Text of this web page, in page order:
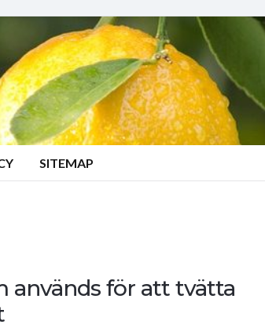
SITEMAP
används för att tvätta